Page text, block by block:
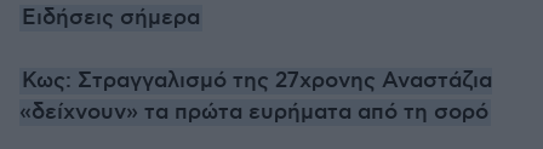
Ειδήσεις σήμερα
Κως: Στραγγαλισμό της 27χρονης Αναστάζια
«δείχνουν» τα πρώτα ευρήματα από τη σορό